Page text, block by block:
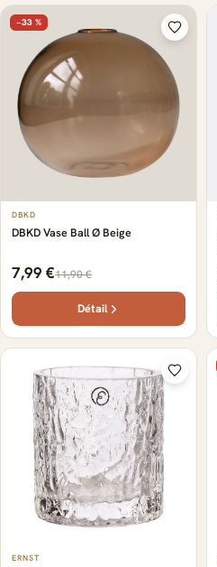
−33 %
DBKD
DBKD Vase Ball Ø Beige
7,99 €11,90 €
Détail
ERNST